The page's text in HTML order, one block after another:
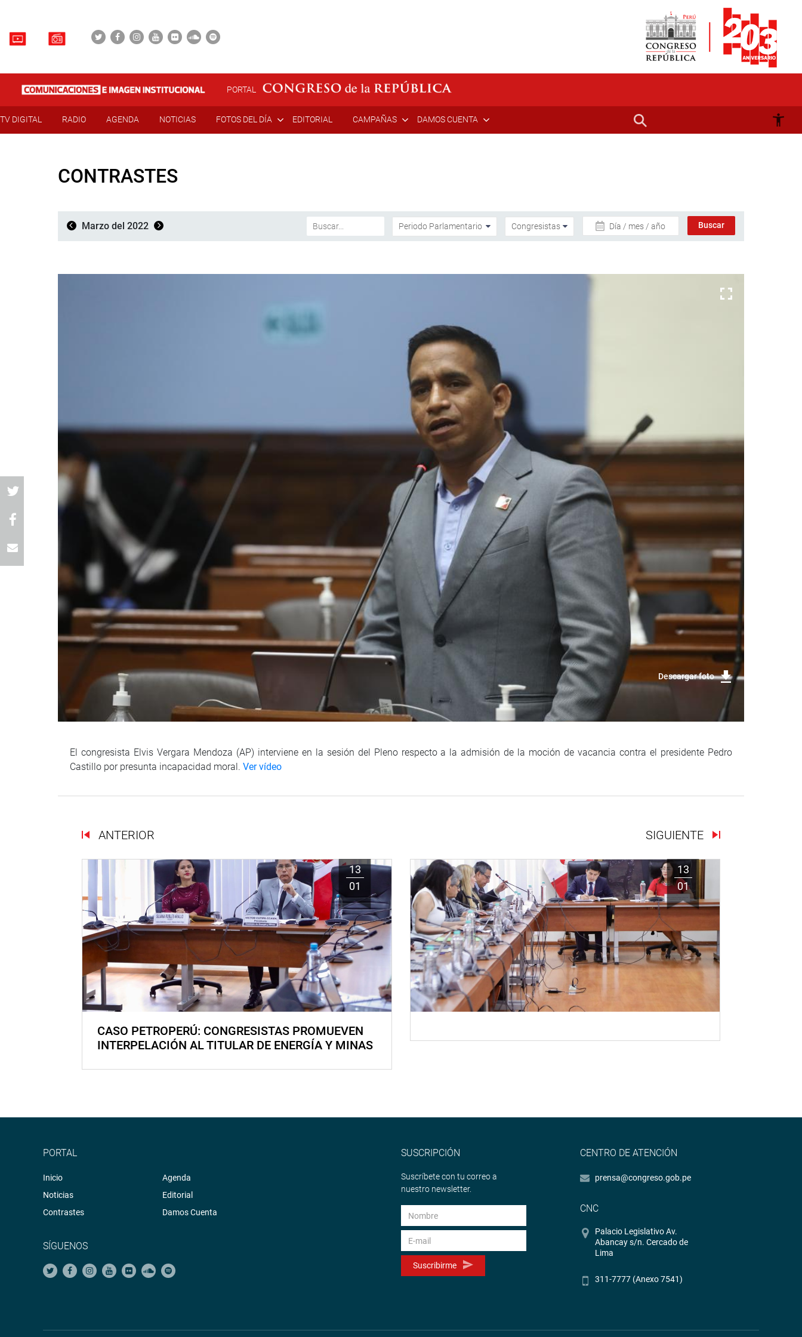
PORTAL
TV DIGITAL RADIO AGENDA NOTICIAS FOTOS DEL DÍA EDITORIAL CAMPAÑAS DAMOS CUENTA
CONTRASTES
Marzo del 2022 Día / mes / año
Descargar foto
El congresista Elvis Vergara Mendoza (AP) interviene en la sesión del Pleno respecto a la admisión de la moción de vacancia contra el presidente Pedro
Castillo por presunta incapacidad moral. Ver vídeo
ANTERIOR SIGUIENTE
13
01
CASO PETROPERÚ: CONGRESISTAS PROMUEVEN
INTERPELACIÓN AL TITULAR DE ENERGÍA Y MINAS
13
01
PORTAL
Inicio
Noticias
Contrastes
Agenda
Editorial
Damos Cuenta
SÍGUENOS
SUSCRIPCIÓN
Suscríbete con tu correo a
nuestro newsletter.
Suscribirme
CENTRO DE ATENCIÓN
prensa@congreso.gob.pe
CNC
Palacio Legislativo Av.
Abancay s/n. Cercado de
Lima
311-7777 (Anexo 7541)